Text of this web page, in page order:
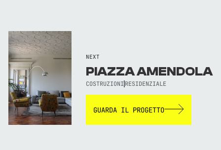
NEXT
PIAZZA AMENDOLA
COSTRUZIONI RESIDENZIALE
GUARDA IL PROGETTO